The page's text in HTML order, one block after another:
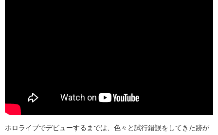
ホロライブでデビューするまでは、色々と試行錯誤をしてきた跡が